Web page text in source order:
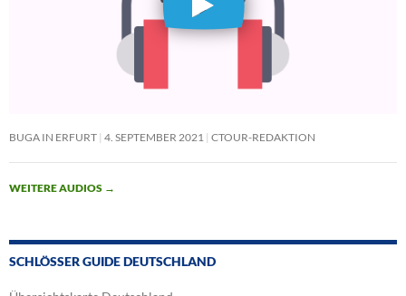
BUGA IN ERFURT 4. SEPTEMBER 2021 CTOUR-REDAKTION
WEITERE AUDIOS →
SCHLÖSSER GUIDE DEUTSCHLAND